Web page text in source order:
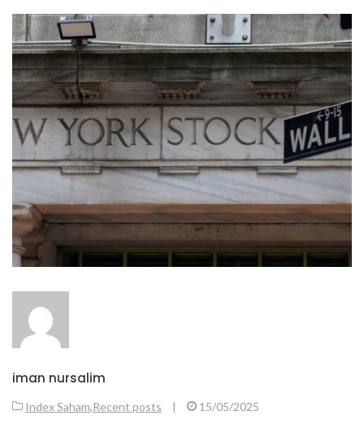
iman nursalim
Index Saham,Recent posts | 15/05/2025